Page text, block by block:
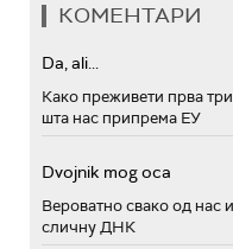
КОМЕНТАРИ
Da, ali...
Како преживети прва
шта нас припрема ЕУ
Dvojnik mog oca
Вероватно свако од нас
сличну ДНК